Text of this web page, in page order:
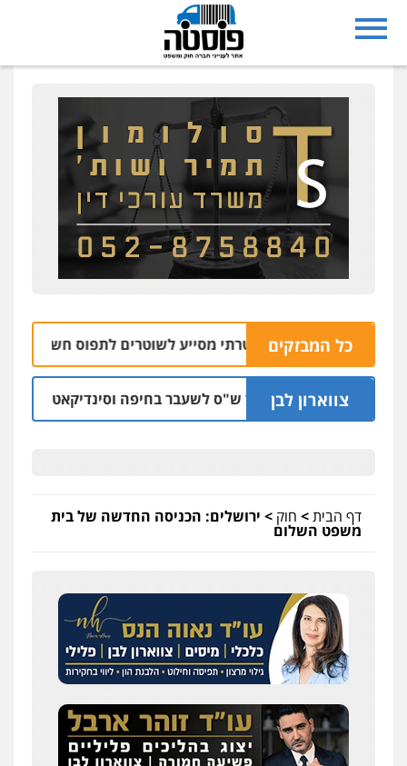
כל המבזקים
צפו: רחפן משטרתי מסייע לשוטרים לתפוס חשוד שזרק
צווארון לבן
כתב אישום: יו"ר ש"ס לשעבר בחיפה וסינדיקאט
דף הבית> חוק > ירושלים: הכניסה החדשה של בית
משפט השלום